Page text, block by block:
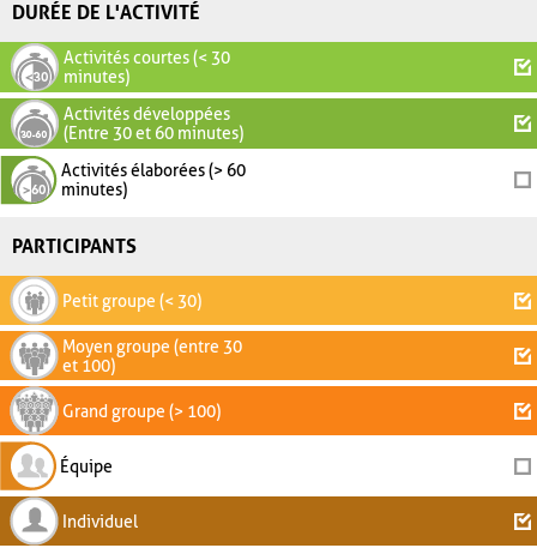
DURÉE DE L'ACTIVITÉ
Activités courtes (< 30
minutes)
Activités développées
(Entre 30 et 60 minutes)
Activités élaborées (> 60
minutes)
PARTICIPANTS
Petit groupe (< 30)
Moyen groupe (entre 30
et 100)
Grand groupe (> 100)
Équipe
Individuel